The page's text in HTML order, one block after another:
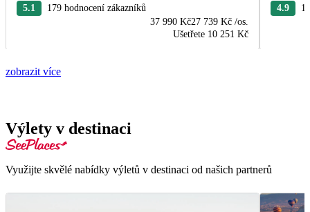
5.1
179 hodnocení zákazníků
37 990 Kč27 739 Kč /os.
Ušetřete 10 251 Kč
4.9
zobrazit více
Výlety v destinaci
Využijte skvělé nabídky výletů v destinaci od našich partnerů